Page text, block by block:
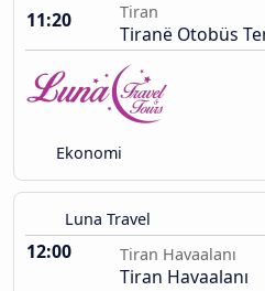
11:20
Tiran
Tiranë Otobüs
Ekonomi
Luna Travel
12:00 Tiran Havaalanı
Tiran Havaalanı